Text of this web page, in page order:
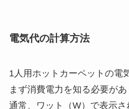
電気代の計算方法
1人用ホットカーペットの電
まず消費電力を知る必要が
通常、ワット（W）で表示さ